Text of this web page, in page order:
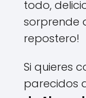
todo,
sorprende
repostero!
Si quieres
parecidos